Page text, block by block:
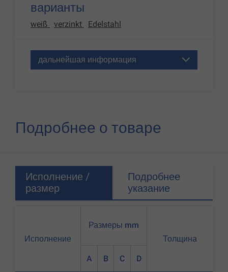
варианты
weiß verzinkt Edelstahl
дальнейшая информация
Подробнее о товаре
Исполнение /
размер
Подробнее
указание
Исполнение
Размеры mm
A B C D
Толщина